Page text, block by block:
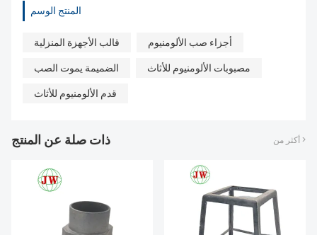
المنتج الوسم
قالب الأجهزة المنزلية
أجزاء صب الألومنيوم
الضميمة يموت الصب
مصبوبات الألومنيوم للأثاث
قدم الألومنيوم للأثاث
ذات صلة عن المنتج أكثر من >